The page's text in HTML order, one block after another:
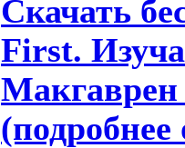
Скачать
Fіrst.
Макгаврен
(подробнее